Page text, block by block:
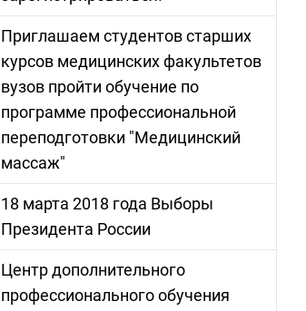
Приглашаем студентов старших
курсов медицинских факультетов
вузов пройти обучение по
программе профессиональной
переподготовки "Медицинский
массаж"
18 марта 2018 года Выборы
Президента России
Центр дополнительного
профессионального обучения